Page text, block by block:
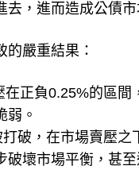
去，進而造成公債市
嚴重結果：
正負0.25%的區
弱。
破，在市場賣壓
壞市場平衡，甚